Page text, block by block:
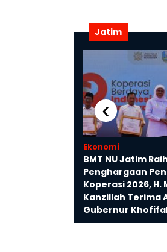
Jatim
Ekonomi
BMT NU Jatim Raih
Penghargaan
Koperasi 2026, H.
Kanzillah Terima
Gubernur
‹